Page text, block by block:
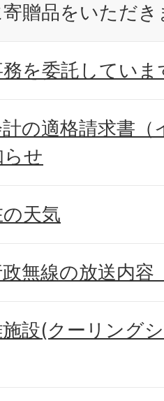
贈品をいただ
を委託していま
の適格請求書
せ
天気
無線の放送内
設(クーリング